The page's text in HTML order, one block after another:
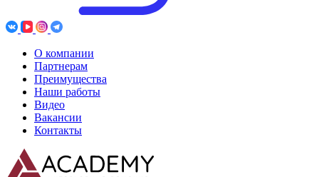
О компании
Партнерам
Преимущества
Наши работы
Видео
Вакансии
Контакты